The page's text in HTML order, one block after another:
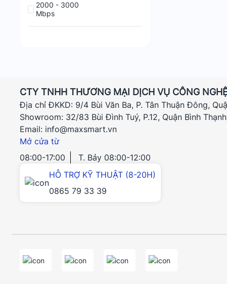
2000 - 3000
Mbps
CTY TNHH THƯƠNG MẠI DỊCH VỤ CÔNG
Địa chỉ ĐKKD: 9/4 Bùi Văn Ba, P. Tân Thuận Đông,
Showroom: 32/83 Bùi Đình Tuý, P.12, Quận Bình
Email: info@maxsmart.vn
Mở cửa từ
08:00-17:00
T. Bảy 08:00-12:00
HỖ TRỢ KỸ THUẬT (8-20H)
0865 79 33 39